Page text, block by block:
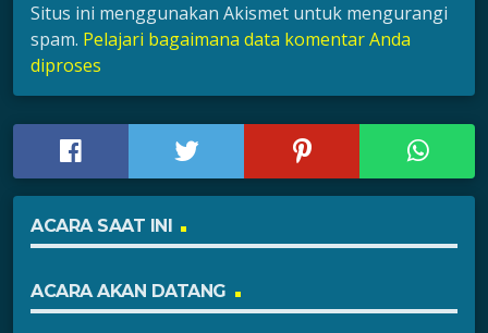
Situs ini menggunakan Akismet untuk mengurangi
spam. Pelajari bagaimana data komentar Anda
diproses
ACARA SAAT INI
ACARA AKAN DATANG